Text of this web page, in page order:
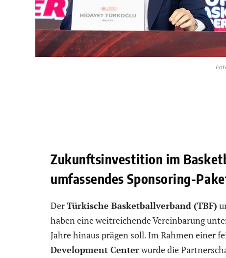
Zukunftsinvestition im
umfassendes Sponsoring-
DerTürkische Basketballverband (TBF)
haben eine weitreichende Vereinbarung
Jahre hinaus prägen soll. Im Rahmen einer
Development Centerwurde die